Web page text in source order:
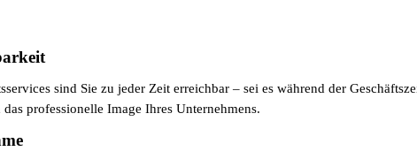
sind Sie zu jeder Zeit erreichbar – sei es während der
professionelle Image Ihres Unternehmens.